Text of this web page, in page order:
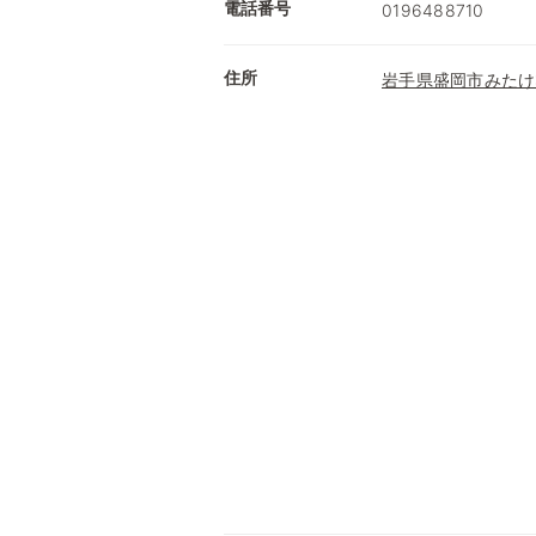
電話番号 0196488710
住所 岩手県盛岡市みた